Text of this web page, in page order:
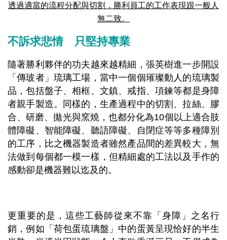
透過適當的流程分配與切割，勝利員工的工作表現跟一般人
無二致。
不訴求悲情 只堅持專業
隨著勝利夥伴的功夫越來越精細，張英樹進一步開設
「傳玻者」琉璃工場，當中一個個璀璨動人的琉璃製
品，包括盤子、相框、文鎮、戒指、項鍊等都是身障
者親手製造。同樣的，生產過程中的切割、拉絲、膠
合、研磨、拋光與窯燒，也都分化為10個以上適合肢
體障礙、智能障礙、聽語障礙、自閉症等等多種障別
的工序，比之機器製造者雖然產品間的差異較大，無
法做到每個都一模一樣，但精細處的工法以及手作的
感動卻是機器難以迄及的。
更重要的是，這些工藝師從來不靠「身障」之名行
銷，例如「荷包蛋琉璃盤」中的蛋黃呈現恰好的半生